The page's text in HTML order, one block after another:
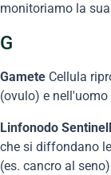
monitoriamo la
G
Gamete Cellula
(ovulo) e
Linfonodo
che si diffondano
(es. cancro al